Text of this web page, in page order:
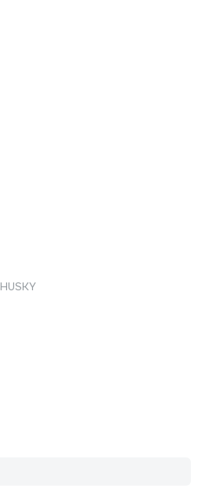
HUSKY